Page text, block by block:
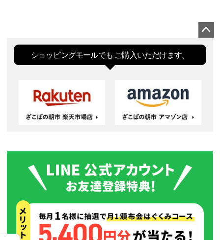
ペー
ジト
ップ
ショッピングモールでも ご購入いただけます。